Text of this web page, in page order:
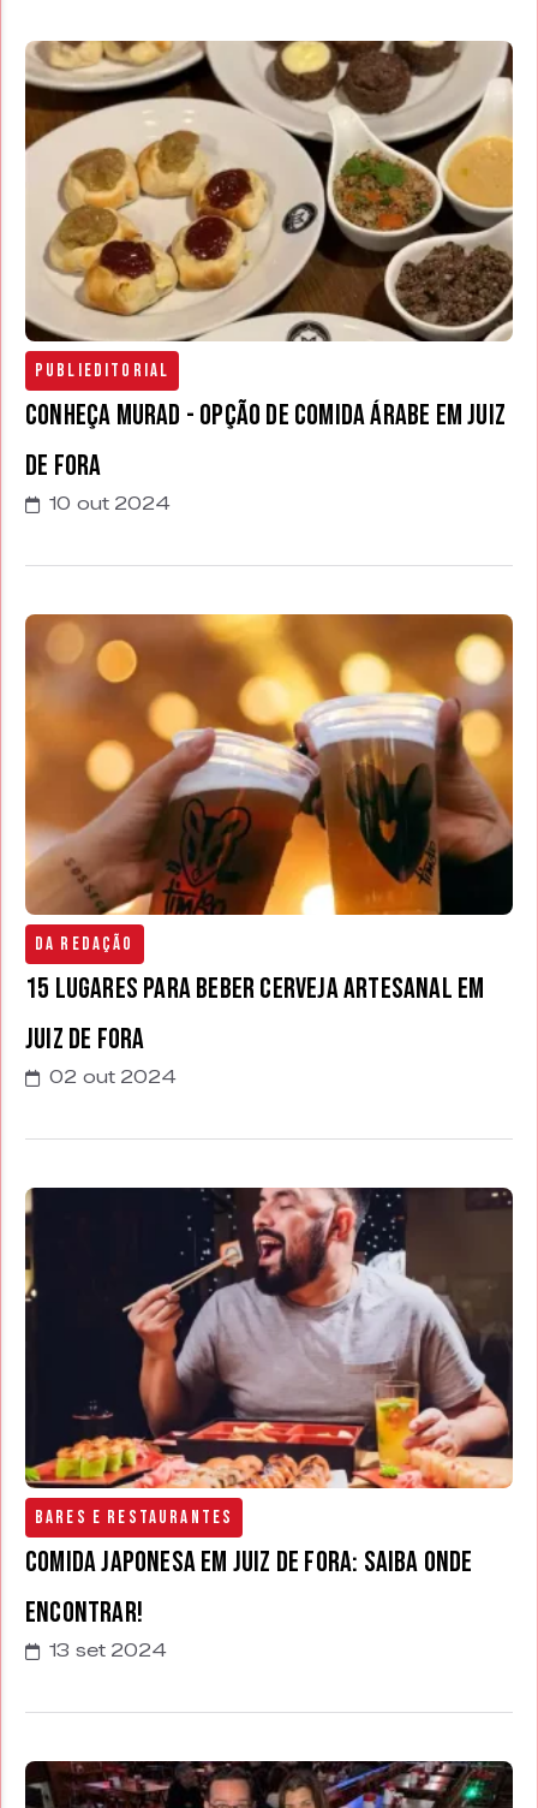
Publieditorial
Conheça Murad - opção de comida árabe em Juiz
de Fora
10 out 2024
Da Redação
15 lugares para beber cerveja artesanal em
Juiz de Fora
02 out 2024
Bares e Restaurantes
Comida Japonesa em Juiz de Fora: saiba onde
encontrar!
13 set 2024